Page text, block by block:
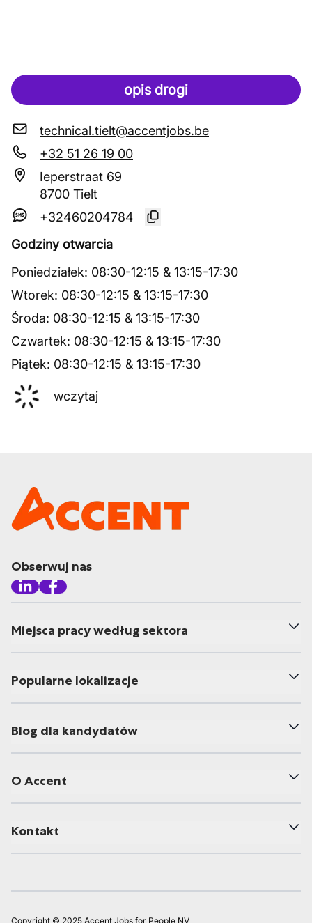
opis drogi
technical.tielt@accentjobs.be
+32 51 26 19 00
Ieperstraat 69
8700 Tielt
+32460204784
Godziny otwarcia
Poniedziałek: 08:30-12:15 & 13:15-17:30
Wtorek: 08:30-12:15 & 13:15-17:30
Środa: 08:30-12:15 & 13:15-17:30
Czwartek: 08:30-12:15 & 13:15-17:30
Piątek: 08:30-12:15 & 13:15-17:30
wczytaj
Obserwuj nas
Miejsca pracy według sektora
Popularne lokalizacje
Blog dla kandydatów
O Accent
Kontakt
Copyright © 2025 Accent Jobs for People NV